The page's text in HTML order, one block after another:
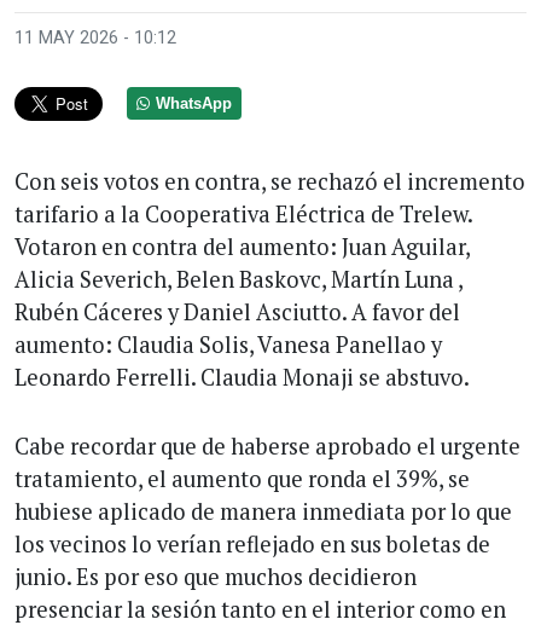
11 MAY 2026 - 10:12
WhatsApp
Con seis votos en contra, se rechazó el incremento
tarifario a la Cooperativa Eléctrica de Trelew.
Votaron en contra del aumento: Juan Aguilar,
Alicia Severich, Belen Baskovc, Martín Luna ,
Rubén Cáceres y Daniel Asciutto. A favor del
aumento: Claudia Solis, Vanesa Panellao y
Leonardo Ferrelli. Claudia Monaji se abstuvo.
Cabe recordar que de haberse aprobado el urgente
tratamiento, el aumento que ronda el 39%, se
hubiese aplicado de manera inmediata por lo que
los vecinos lo verían reflejado en sus boletas de
junio. Es por eso que muchos decidieron
presenciar la sesión tanto en el interior como en